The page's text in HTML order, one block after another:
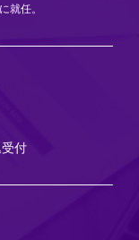
就任。
付